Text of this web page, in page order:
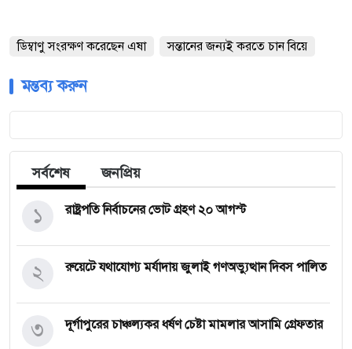
ডিম্বাণু সংরক্ষণ করেছেন এষা সন্তানের জন্যই করতে চান বিয়ে
মন্তব্য করুন
সর্বশেষ জনপ্রিয়
রাষ্ট্রপতি নির্বাচনের ভোট গ্রহণ ২০ আগস্ট
১
রুয়েটে যথাযোগ্য মর্যাদায় জুলাই গণঅভ্যুত্থান দিবস পালিত
২
দূর্গাপুরের চাঞ্চল্যকর ধর্ষণ চেষ্টা মামলার আসামি গ্রেফতার
৩